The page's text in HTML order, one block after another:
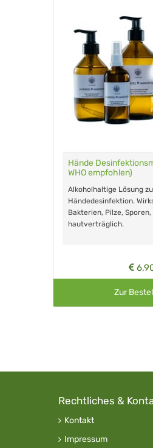
Hände
WHO empfohlen)
Alkoholhaltige Lösung
Händedesinfektion.
Bakterien, Pilze,
hautverträglich.
Zur
Rechtliches &
Kontakt
Impressum